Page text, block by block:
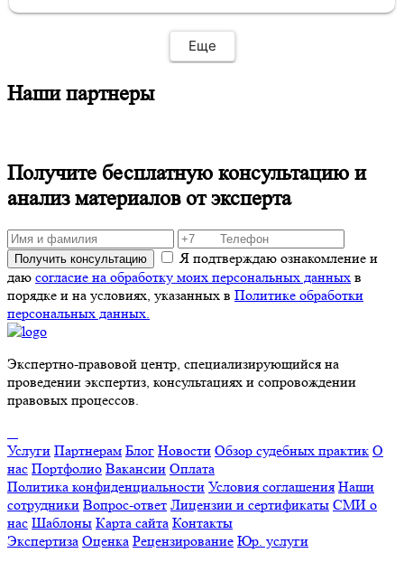
Еще
Наши партнеры
Получите бесплатную консультацию и
анализ материалов от эксперта
Получить консультацию
Я подтверждаю ознакомление и
даю согласие на обработку моих персональных данных в
порядке и на условиях, указанных в Политике обработки
персональных данных.
Экспертно-правовой центр, специализирующийся на
проведении экспертиз, консультациях и сопровождении
правовых процессов.
Услуги Партнерам Блог Новости Обзор судебных практик О
нас Портфолио Вакансии Оплата
Политика конфиденциальности Условия соглашения Наши
сотрудники Вопрос-ответ Лицензии и сертификаты СМИ о
нас Шаблоны Карта сайта Контакты
Экспертиза Оценка Рецензирование Юр. услуги